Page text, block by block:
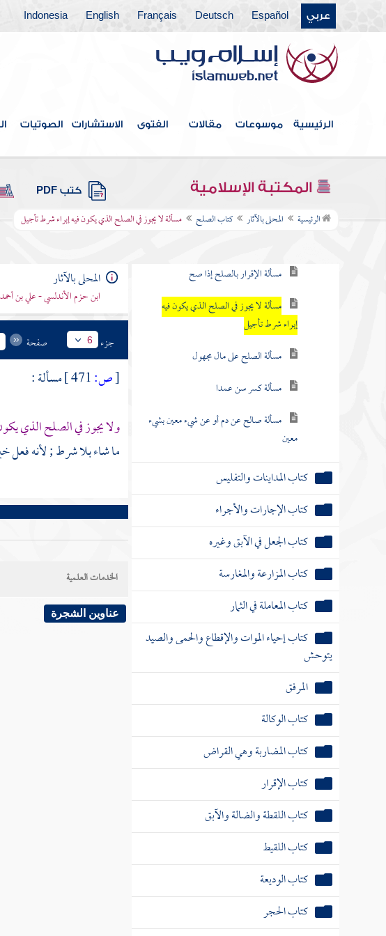
عربي Español
Deutsch
Français
English
Indonesia
الرئيسية موسوعات مقالات الفتوى الاستشارات الصوتيات
المكتبة الإسلامية كتب PDF
الرئيسية المحلى بالآثار كتاب الصلح مسألة لا يجوز في الصلح الذي يكون فيه إبراء شرط تأجيل
كتاب الرهن
كتاب الحوالة
كتاب الكفالة
كتاب القسمة
الأموال
كتاب الصلح
مسألة الإقرار بالصلح إذا صح
مسألة لا يجوز في الصلح الذي يكون فيه
إبراء شرط تأجيل
مسألة الصلح على مال مجهول
مسألة كسر سن عمدا
مسألة صالح عن دم أو عن شيء معين بشيء
معين
كتاب المداينات والتفليس
كتاب الإجارات والأجراء
كتاب الجعل في الآبق وغيره
كتاب المزارعة والمغارسة
كتاب المعاملة في الثمار
كتاب إحياء الموات والإقطاع والحمى والصيد
يتوحش
المرفق
كتاب الوكالة
كتاب المضاربة وهي القراض
كتاب الإقرار
كتاب اللقطة والضالة والآبق
كتاب اللقيط
كتاب الوديعة
كتاب الحجر
المحلى بالآثار
ابن حزم الأندلسي - علي بن
جزء 6 صفحة
[ص:
مسألة :
ولا يجوز في الصلح الذي
ما شاء بلا شرط ; لأنه فعل
الخدمات العلمية
عناوين الشجرة